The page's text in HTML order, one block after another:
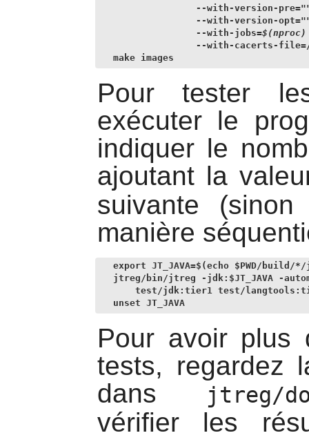
--with-version-
--with-version-
               --with-jobs=
$(nproc)
--with-cacerts-
make images
Pour tester
exécuter le
indiquer le
ajoutant la
suivante
manière
export JT_JAVA=$(echo $PWD/build/
jtreg/bin/jtreg -jdk:$JT_JAVA -
test/jdk:tier1 test/
unset JT_JAVA
Pour avoir plus
tests, regardez
dans
jtreg/
vérifier les